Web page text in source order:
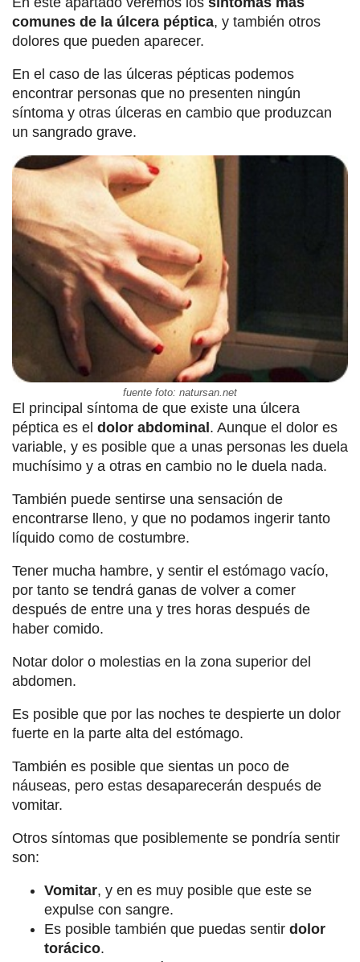
comunes de la úlcera péptica, y también otros
dolores que pueden aparecer.
En el caso de las úlceras pépticas podemos
encontrar personas que no presenten ningún
síntoma y otras úlceras en cambio que produzcan
un sangrado grave.
fuente foto: natursan.net
El principal síntoma de que existe una úlcera
péptica es el dolor abdominal . Aunque el dolor es
variable, y es posible que a unas personas les duela
muchísimo y a otras en cambio no le duela nada.
También puede sentirse una sensación de
encontrarse lleno, y que no podamos ingerir tanto
líquido como de costumbre.
Tener mucha hambre, y sentir el estómago vacío,
por tanto se tendrá ganas de volver a comer
después de entre una y tres horas después de
haber comido.
Notar dolor o molestias en la zona superior del
abdomen.
Es posible que por las noches te despierte un dolor
fuerte en la parte alta del estómago.
También es posible que sientas un poco de
náuseas, pero estas desaparecerán después de
vomitar.
Otros síntomas que posiblemente se pondría sentir
son:
Vomitar, y en es muy posible que este se
expulse con sangre.
Es posible también que puedas sentir dolor
torácico.